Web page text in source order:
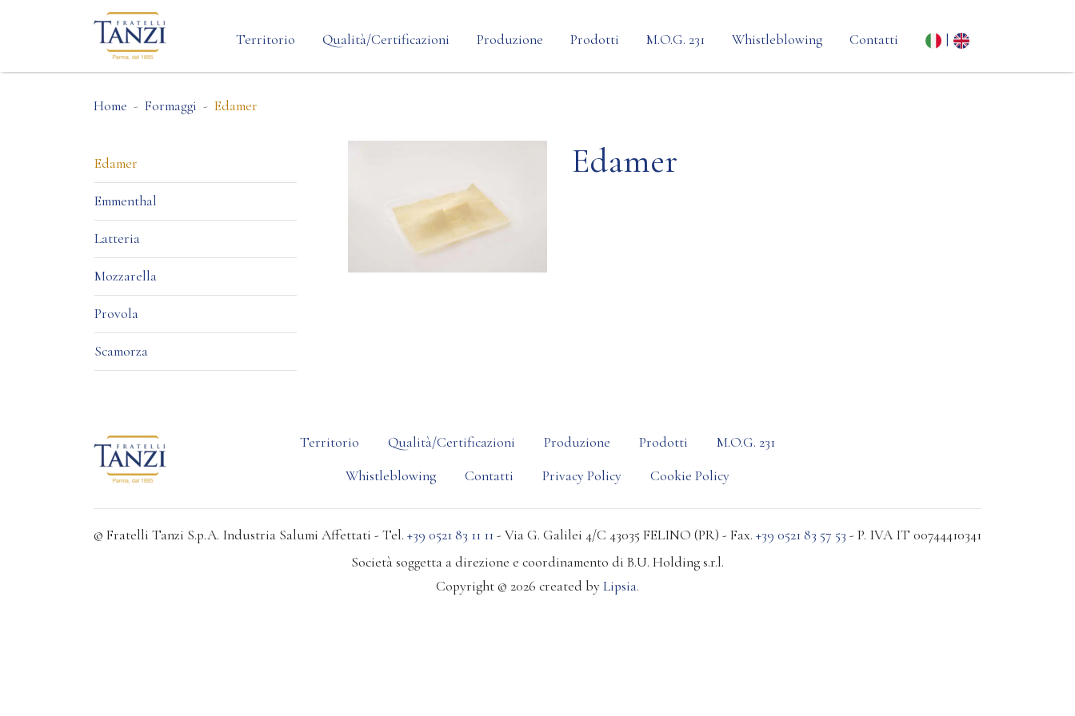
Territorio Qualità/Certificazioni Produzione Prodotti M.O.G. 231 Whistleblowing Contatti |
Home Formaggi Edamer
Edamer
Emmenthal
Latteria
Mozzarella
Provola
Scamorza
Edamer
Territorio Qualità/Certificazioni Produzione Prodotti
M.O.G. 231
Whistleblowing
Contatti Privacy Policy Cookie Policy
© Fratelli Tanzi S.p.A. Industria Salumi Affettati - Tel. +39 0521 83 11 11- Via G. Galilei 4/C 43035 FELINO (PR) - Fax. +39 0521 83 57 53 - P. IVA IT 00744410341
Società soggetta a direzione e coordinamento di B.U. Holding s.r.l.
Copyright © 2026 created byLipsia.